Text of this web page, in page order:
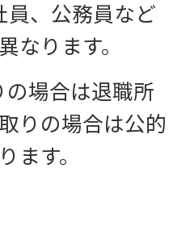
、公務員など
なります。
場合は退職所
りの場合は公的
ます。